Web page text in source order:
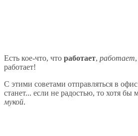
Есть кое-что, что работает, работает
работает!
С этими советами отправляться в
станет... если не радостью, то хотя бы
мукой.